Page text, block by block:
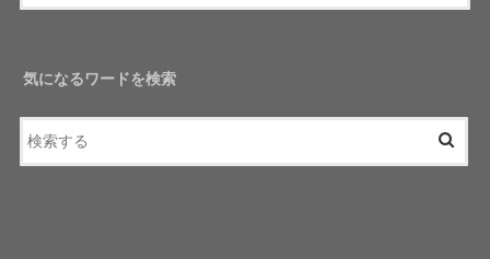
気になるワードを検索